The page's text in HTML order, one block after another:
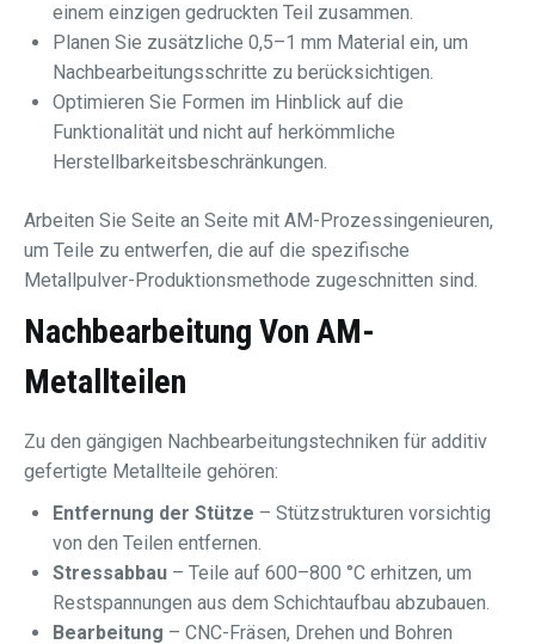
einem einzigen gedruckten Teil zusammen.
Planen Sie zusätzliche 0,5–1 mm Material ein, um
Nachbearbeitungsschritte zu berücksichtigen.
Optimieren Sie Formen im Hinblick auf die
Funktionalität und nicht auf herkömmliche
Herstellbarkeitsbeschränkungen.
Arbeiten Sie Seite an Seite mit AM-Prozessingenieuren,
um Teile zu entwerfen, die auf die spezifische
Metallpulver-Produktionsmethode zugeschnitten sind.
Nachbearbeitung Von AM-
Metallteilen
Zu den gängigen Nachbearbeitungstechniken für additiv
gefertigte Metallteile gehören:
Entfernung der Stütze – Stützstrukturen vorsichtig
von den Teilen entfernen.
Stressabbau – Teile auf 600–800 °C erhitzen, um
Restspannungen aus dem Schichtaufbau abzubauen.
Bearbeitung – CNC-Fräsen, Drehen und Bohren